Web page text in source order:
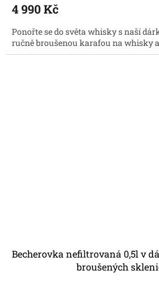
je
z
5
hvězdiček.
4 990 Kč
Ponořte se do světa whisky s naší
ručně broušenou karafou na whisky
Becherovka nefiltrovaná 0,5l v
broušených